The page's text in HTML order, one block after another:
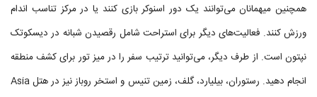
همچنین میهمانان می‌توانند یک دور اسنوکر بازی کنند یا در مرکز تناسب اندام
ورزش کنند. فعالیت‌های دیگر برای استراحت شامل رقصیدن شبانه در دیسکوتک
نپتون است. از طرف دیگر، می‌توانید ترتیب سفر را در میز تور برای کشف منطقه
انجام دهید. رستوران، بیلیارد، گلف، زمین تنیس و استخر روباز نیز در هتل Asia